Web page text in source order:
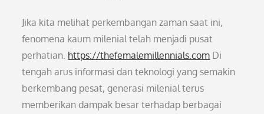
Jika kita melihat perkembangan zaman saat ini,
fenomena kaum milenial telah menjadi pusat
perhatian. https://thefemalemillennials.com Di
tengah arus informasi dan teknologi yang semakin
berkembang pesat, generasi milenial terus
memberikan dampak besar terhadap berbagai